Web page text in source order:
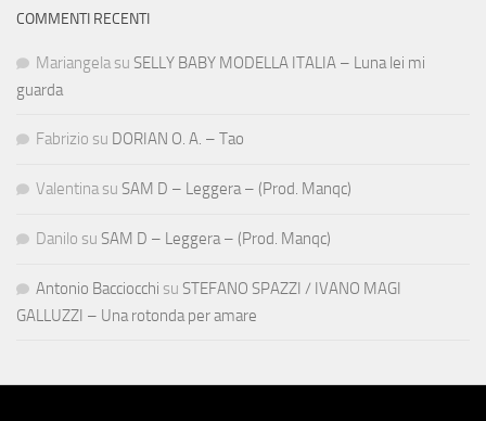
COMMENTI RECENTI
Mariangela su SELLY BABY MODELLA ITALIA – Luna lei mi
guarda
Fabrizio su DORIAN O. A. – Tao
Valentina su SAM D – Leggera – (Prod. Manqc)
Danilo su SAM D – Leggera – (Prod. Manqc)
Antonio Bacciocchi su STEFANO SPAZZI / IVANO MAGI
GALLUZZI – Una rotonda per amare